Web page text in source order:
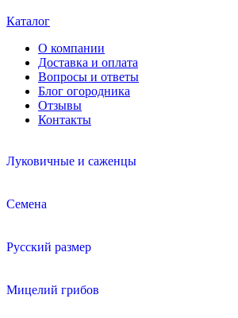
Каталог
О компании
Доставка и оплата
Вопросы и ответы
Блог огородника
Отзывы
Контакты
Луковичные и саженцы
Семена
Русский размер
Мицелий грибов